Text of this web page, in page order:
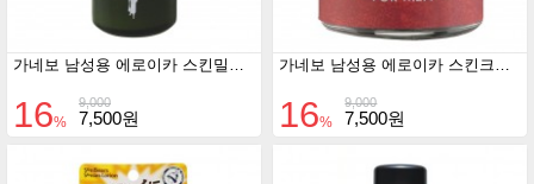
가네보 남성용 에로이카 스킨밀크 120ml
9,000
16% 7,500원
가네보 남성용 에로이카 스킨크림 43g
9,000
16% 7,500원